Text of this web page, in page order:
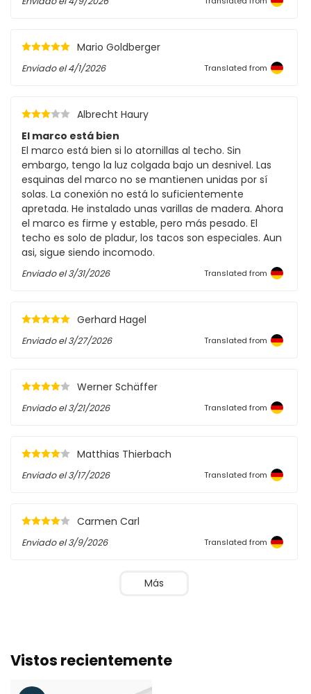
Mario Goldberger
Enviado el4/1/2026 Translated from
Albrecht Haury
El marco está bien
El marco está bien si lo atornillas al techo. Sin
embargo, tengo la luz colgada bajo un desnivel. Las
esquinas del marco no se mantienen unidas por sí
solas. La conexión no está lo suficientemente
apretada. He instalado unas varillas de madera. Ahora
el marco es firme y estable, pero más pesado. El
techo es solo de pladur, los tacos son especiales. Aun
asi, sigue siendo incomodo.
Enviado el3/31/2026 Translated from
Gerhard Hagel
Enviado el3/27/2026 Translated from
Werner Schäffer
Enviado el3/21/2026 Translated from
Matthias Thierbach
Enviado el3/17/2026 Translated from
Carmen Carl
Enviado el3/9/2026 Translated from
Más
Vistos recientemente